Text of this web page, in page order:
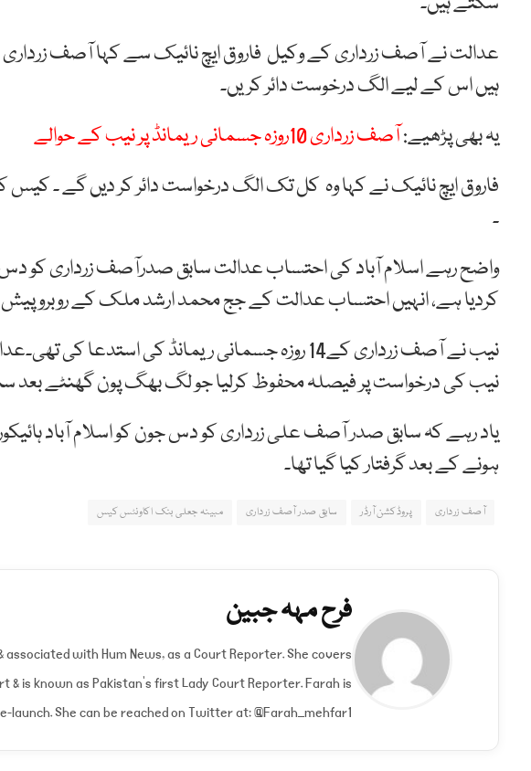
عدالت نے آصف زرداری کے وکیل فاروق ایچ نائیک سے کہا آصف زرداری کو
ہیں اس کے لیے الگ درخوست دائر کریں۔
یہ بھی پڑھیے:آصف زرداری 10روزہ جسمانی ریمانڈ پر نیب کے حوالے
۔
واضح رہے اسلام آباد کی احتساب عدالت سابق صدرآصف زرداری کو دس
کردیا ہے، انہیں احتساب عدالت کے جج محمد ارشد ملک کے روبرو پیش
نیب نے آصف زرداری کے14 روزہ جسمانی ریمانڈ کی
نیب کی درخواست پر فیصلہ محفوظ کرلیا جو لگ بھگ پون گھنٹے بعد
یاد رہے کہ سابق صدر آصف علی زرداری کو دس جون کو اسلام آباد
ہونے کے بعد گرفتار کیا گیا تھا۔
آصف زرداری پروڈکشن آرڈر سابق صدر آصف زرداری مبینہ جعلی بنک اکاونٹس کیس
فرح مہہ جبین
with Hum News, as a Court Reporter. She covers
& is known as Pakistan's first Lady Court Reporter. Farah is
launch. She can be reached on Twitter at: @Farah_mehfar1